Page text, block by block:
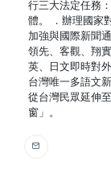
行三大法定任務
體。 ．辦理國家
加強與國際新聞
領先、客觀、翔
英、日文即時對
台灣唯一多語文
從台灣民眾延伸
窗」。